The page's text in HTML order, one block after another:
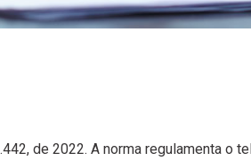
de 2022. A norma regulamenta o